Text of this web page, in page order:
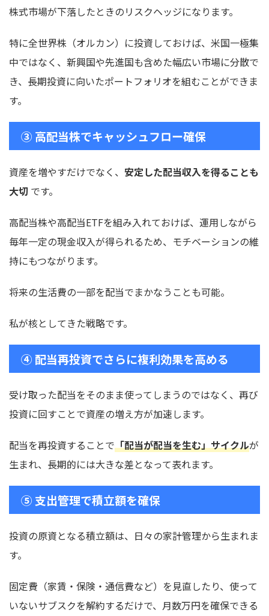
株式市場が下落したときのリスクヘッジになります。
特に全世界株（オルカン）に投資しておけば、米国一極集
中ではなく、新興国や先進国も含めた幅広い市場に分散で
き、長期投資に向いたポートフォリオを組むことができま
す。
③ 高配当株でキャッシュフロー確保
資産を増やすだけでなく、 安定した配当収入を得ることも
大切 です。
高配当株や高配当ETFを組み入れておけば、運用しながら
毎年一定の現金収入が得られるため、モチベーションの維
持にもつながります。
将来の生活費の一部を配当でまかなうことも可能。
私が核としてきた戦略です。
④ 配当再投資でさらに複利効果を高める
受け取った配当をそのまま使ってしまうのではなく、再び
投資に回すことで資産の増え方が加速します。
配当を再投資することで「配当が配当を生む」サイクルが
生まれ、長期的には大きな差となって表れます。
⑤ 支出管理で積立額を確保
投資の原資となる積立額は、日々の家計管理から生まれま
す。
固定費（家賃・保険・通信費など）を見直したり、使って
いないサブスクを解約するだけで、月数万円を確保できる